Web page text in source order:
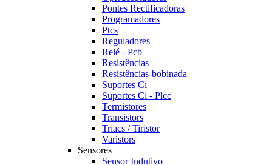
Pontes Rectificadoras
Programadores
Ptcs
Reguladores
Relé - Pcb
Resistências
Resistências-bobinada
Suportes Ci
Suportes Ci - Plcc
Termistores
Transistors
Triacs / Tiristor
Varistors
Sensores
Sensor Indutivo